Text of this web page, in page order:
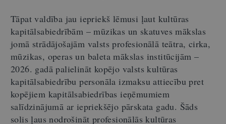
Tāpat valdība jau iepriekš lēmusi ļaut kultūras
kapitālsabiedrībām – mūzikas un skatuves mākslas
jomā strādājošajām valsts profesionālā teātra, cirka,
mūzikas, operas un baleta mākslas institūcijām –
2026. gadā palielināt kopējo valsts kultūras
kapitālsabiedrību personāla izmaksu attiecību pret
kopējiem kapitālsabiedrības ieņēmumiem
salīdzinājumā ar iepriekšējo pārskata gadu. Šāds
solis ļaus nodrošināt profesionālās kultūras